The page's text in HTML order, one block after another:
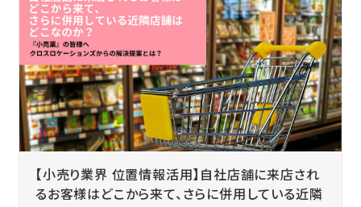
【小売り業界 位置情報活用】自社店舗に来店され
るお客様はどこから来て、さらに併用している近隣